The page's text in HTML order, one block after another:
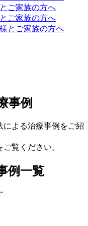
ご家族の方へ
ご家族の方へ
とご家族の方へ
事例
による治療事例をご紹
覧ください。
例一覧